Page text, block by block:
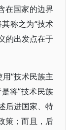
在国家的边界
称之为“技术
的出发点在于
“技术民族主
将“技术民族
后进国家、特
策；而且，后